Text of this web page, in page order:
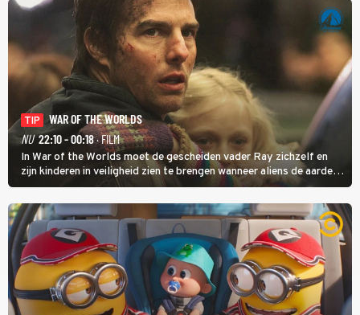
TIP
WAR OF THE WORLDS
NU 22:10 - 00:18· FILM
In War of the Worlds moet de gescheiden vader Ray zichzelf en
zijn kinderen in veiligheid zien te brengen wanneer aliens de aarde
aanvallen.